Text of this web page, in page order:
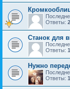
Ответы: 2
Станок для
Ответы:
Нужно
Ответы: